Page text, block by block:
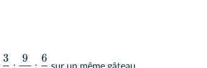
3
;
9
;
6
sur un même gâteau.